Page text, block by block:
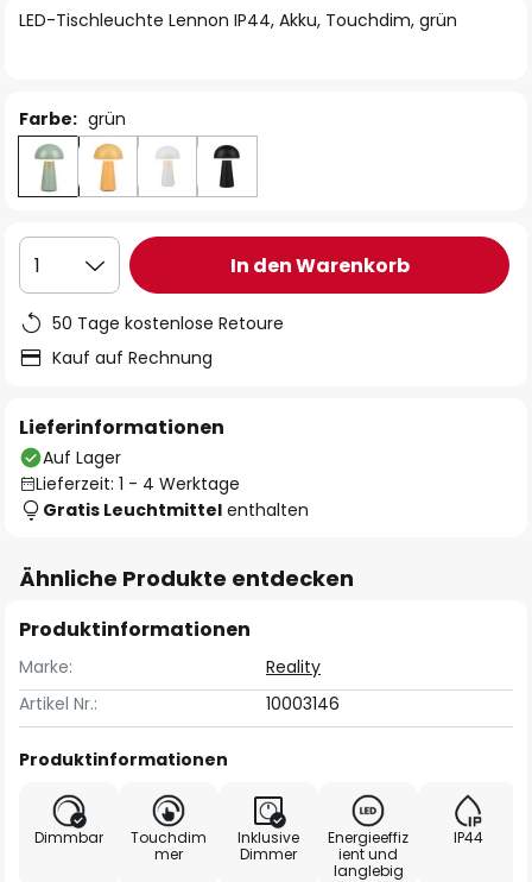
LED-Tischleuchte Lennon IP44, Akku, Touchdim, grün
Farbe: grün
1 In den Warenkorb
50 Tage kostenlose Retoure
Kauf auf Rechnung
Lieferinformationen
Auf Lager
Lieferzeit: 1 - 4 Werktage
Gratis Leuchtmittel enthalten
Ähnliche Produkte entdecken
Produktinformationen
Marke:
Reality
Artikel Nr.:
10003146
Produktinformationen
Dimmbar
Touchdim
mer
Inklusive
Dimmer
Energieeffiz
ient und
langlebig
IP44